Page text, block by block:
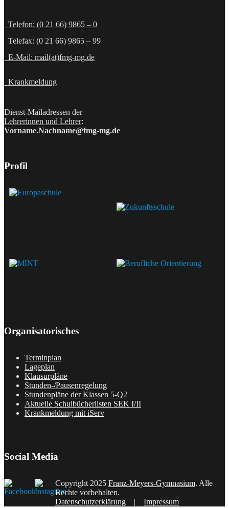
Telefon: (0 21 66) 9865 – 0
Telefax: (0 21 66) 9865 – 99
E-Mail: mail(at)fmg-mg.de
Krankmeldung
Dienst-Mailadressen der
Lehrerinnen und Lehrer:
Vorname.Nachname@fmg-mg.de
Profil
Organisatorisches
Terminplan
Lageplan
Klausurpläne
Stunden-/Pausenregelung
Stundenpläne der Klassen 5-Q2
Aktuelle Schulbücherlisten SEK I/II
Krankmeldung mit iServ
Social Media
Copyright 2025 Franz-Meyers-Gymnasium. Alle
Rechte vorbehalten.
Datenschutzerklärung | Impressum